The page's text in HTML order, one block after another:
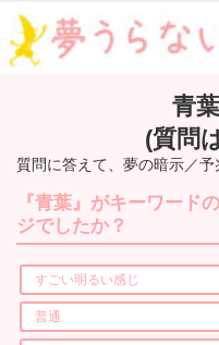
青
(質問
質問に答えて、夢の暗示／予
『青葉』がキーワード
ジでしたか？
すごい明るい感じ
普通